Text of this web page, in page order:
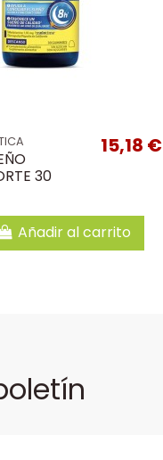
30
15,18 €
Añadir al carrito